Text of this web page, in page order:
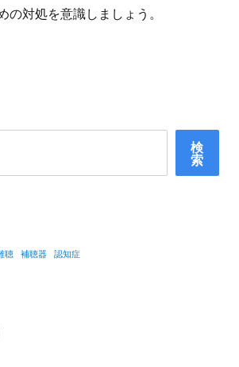
の対処を意識しましょう。
検
索
聴 補聴器 認知症